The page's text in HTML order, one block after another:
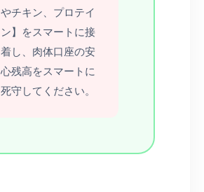
やチキン、プロテイ
ン】をスマートに接
着し、肉体口座の安
心残高をスマートに
死守してください。